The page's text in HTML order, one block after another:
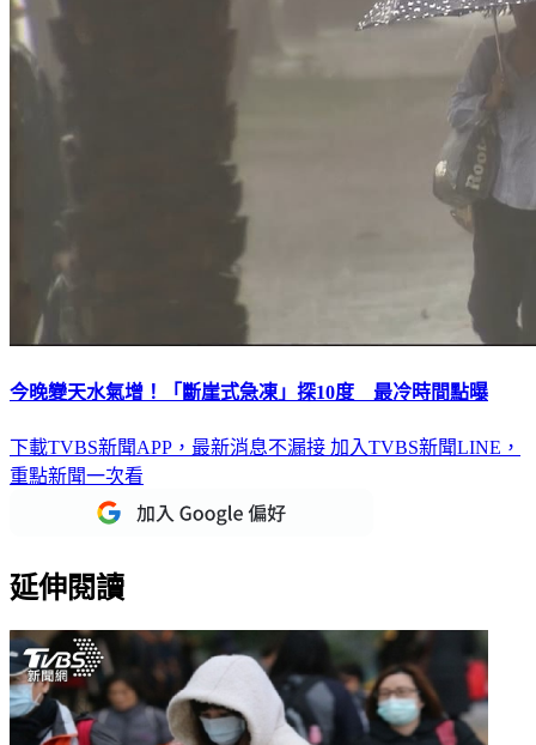
今晚變天水氣增！「斷崖式急凍」探10度 最冷時間點曝
下載TVBS新聞APP，最新消息不漏接 加入TVBS新聞LINE，
重點新聞一次看
延伸閱讀